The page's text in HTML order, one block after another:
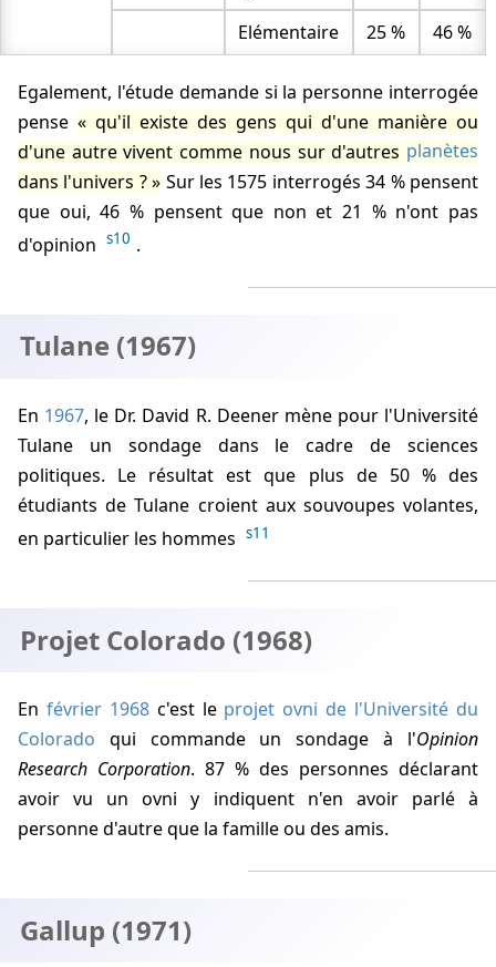
Elémentaire
25 % 46 %
Egalement, l'étude demande si la personne interrogée
pense
qu'il existe des gens qui d'une manière ou
d'une autre vivent comme nous sur d'autres planètes
dans l'univers ?
Sur les 1575 interrogés 34 % pensent
que oui, 46 % pensent que non et 21 % n'ont pas
d'opinion s10 .
Tulane (1967)
En 1967, le Dr. David R. Deener mène pour l'Université
Tulane un sondage dans le cadre de sciences
politiques. Le résultat est que plus de 50 % des
étudiants de Tulane croient aux souvoupes volantes,
en particulier les hommes s11
Projet Colorado (1968)
En février 1968c'est le projet ovni de l'Université du
Colorado qui commande un sondage à l'Opinion
Research Corporation. 87 % des personnes déclarant
avoir vu un ovni y indiquent n'en avoir parlé à
personne d'autre que la famille ou des amis.
Gallup (1971)